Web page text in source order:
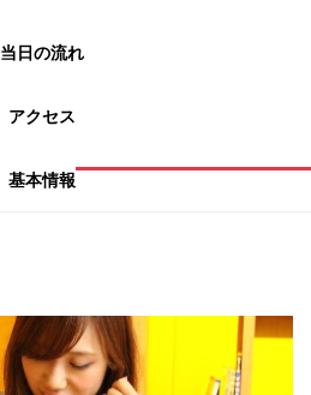
当日の流れ
アクセス
基本情報